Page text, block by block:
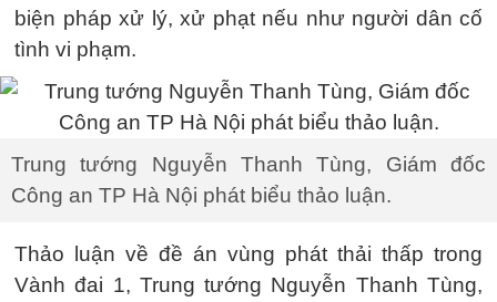
biện pháp xử lý, xử phạt nếu như người dân cố
tình vi phạm.
Trung tướng Nguyễn Thanh Tùng, Giám đốc
Công an TP Hà Nội phát biểu thảo luận.
Thảo luận về đề án vùng phát thải thấp trong
Vành đai 1, Trung tướng Nguyễn Thanh Tùng,